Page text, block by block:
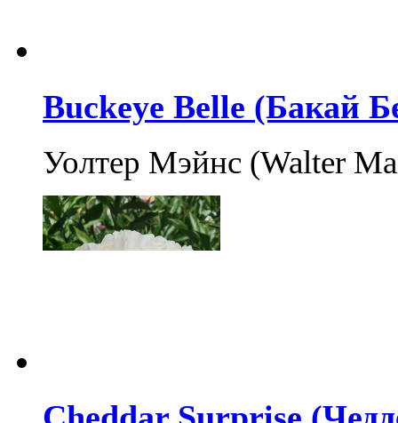
Buckeye Belle (Бакай
Уолтер Мэйнс (Walter